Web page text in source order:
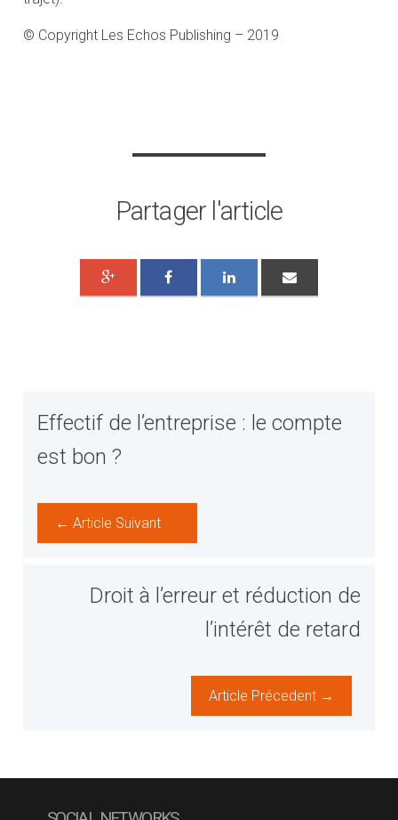
© Copyright Les Echos Publishing – 2019
Partager l'article
Effectif de l’entreprise : le compte
est bon ?
← Article Suivant
Droit à l’erreur et réduction de
l’intérêt de retard
Article Précedent →